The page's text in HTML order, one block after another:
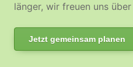
länger, wir freuen uns
Jetzt gemeinsam planen